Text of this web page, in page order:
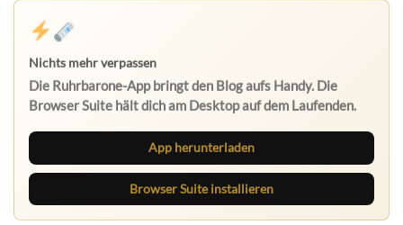
Nichts mehr verpassen
Die Ruhrbarone-App bringt den Blog aufs Handy. Die
Browser Suite hält dich am Desktop auf dem Laufenden.
App herunterladen
Browser Suite installieren